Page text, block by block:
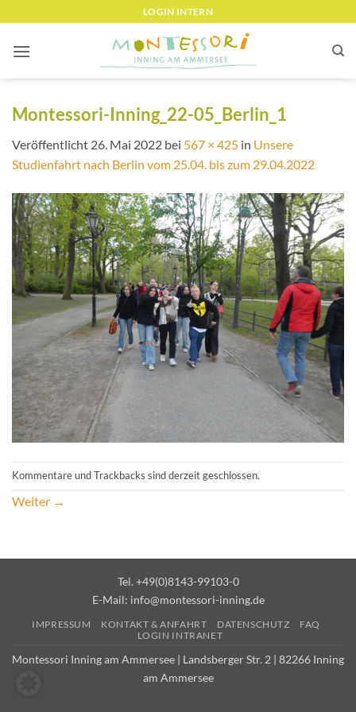
springen
LOGIN INTERN
Montessori-Inning_22-05_Berlin_1
Veröffentlicht 26. Mai 2022 bei 567 × 425 in Unsere
Studienfahrt nach Berlin vom 25.04. bis zum 29.04.2022
Kommentare und Trackbacks sind derzeit geschlossen.
Weiter →
Tel. +49(0)8143-99103-0
E-Mail: info@montessori-inning.de
IMPRESSUM KONTAKT & ANFAHRT DATENSCHUTZ
FAQ
LOGIN INTRANET
Montessori Inning am Ammersee | Landsberger Str. 2 | 82266 Inning
am Ammersee